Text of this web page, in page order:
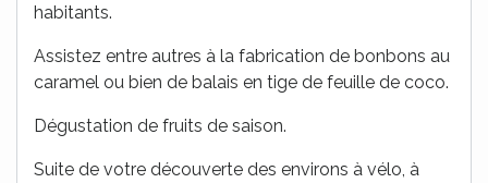
habitants.
Assistez entre autres à la fabrication de bonbons au
caramel ou bien de balais en tige de feuille de coco.
Dégustation de fruits de saison.
Suite de votre découverte des environs à vélo, à